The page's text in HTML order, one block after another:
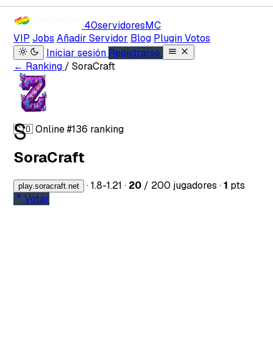
40servidoresMC
VIP Jobs Añadir Servidor Blog Plugin Votos
Iniciar sesión Registrarse
← Ranking / SoraCraft
S
🇨🇴Online#136 ranking
SoraCraft
play.soracraft.net ·1.8-1.21 · 20 / 200 jugadores ·1 pts
Votar